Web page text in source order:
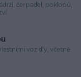
čerpadel, poklopů,
vozidly, včetně